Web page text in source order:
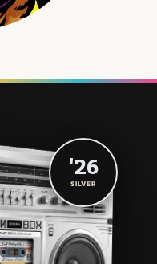
'26
SILVER